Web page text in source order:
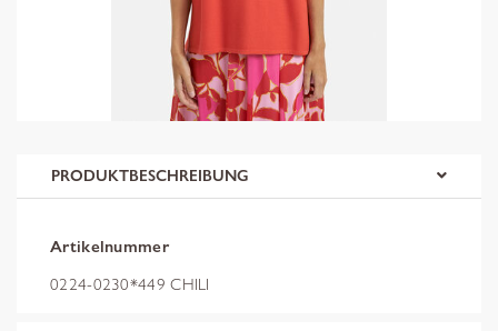
PRODUKTBESCHREIBUNG
Artikelnummer
0224-0230*449 CHILI